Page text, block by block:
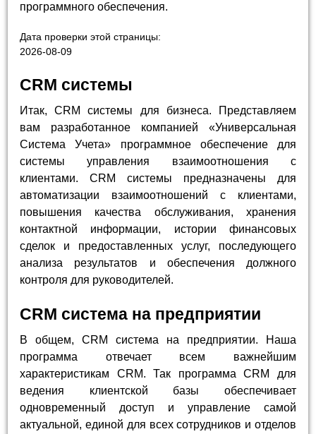
программного обеспечения.
Дата проверки этой страницы:
2026-08-09
CRM системы
Итак, CRM системы для бизнеса. Представляем
вам разработанное компанией «Универсальная
Система Учета» программное обеспечение для
системы управления взаимоотношения с
клиентами. CRM системы предназначены для
автоматизации взаимоотношений с клиентами,
повышения качества обслуживания, хранения
контактной информации, истории финансовых
сделок и предоставленных услуг, последующего
анализа результатов и обеспечения должного
контроля для руководителей.
CRM система на предприятии
В общем, CRM система на предприятии. Наша
программа отвечает всем важнейшим
характеристикам CRM. Так программа CRM для
ведения клиентской базы обеспечивает
одновременный доступ и управление самой
актуальной, единой для всех сотрудников и отделов